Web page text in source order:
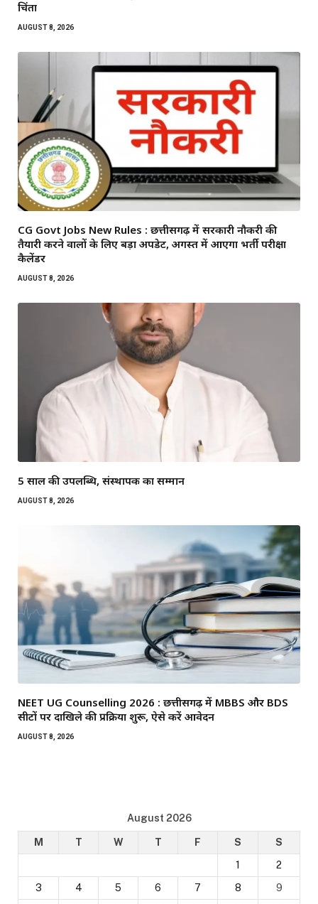
चिंता
AUGUST 8, 2026
CG Govt Jobs New Rules : छत्तीसगढ़ में सरकारी नौकरी की
तैयारी करने वालों के लिए बड़ा अपडेट, अगस्त में आएगा भर्ती परीक्षा
कैलेंडर
AUGUST 8, 2026
5 साल की उपलब्धि, संस्थापक का सम्मान
AUGUST 8, 2026
NEET UG Counselling 2026 : छत्तीसगढ़ में MBBS और BDS
सीटों पर दाखिले की प्रक्रिया शुरू, ऐसे करें आवेदन
AUGUST 8, 2026
August 2026
M T W T F S
S
1
2
3
4 5 6 7 8
9